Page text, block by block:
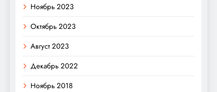
Ноябрь 2023
Октябрь 2023
Август 2023
Декабрь 2022
Ноябрь 2018